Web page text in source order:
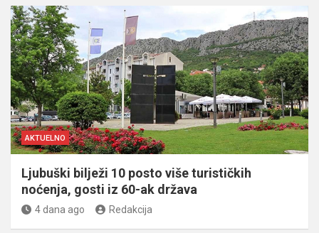
AKTUELNO
Ljubuški bilježi 10 posto više turističkih
noćenja, gosti iz 60-ak država
4 dana ago Redakcija